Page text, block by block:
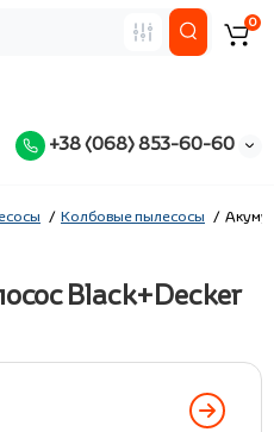
+38 (068) 853-60-60
0
Колбовые пылесосы
Black+Decker